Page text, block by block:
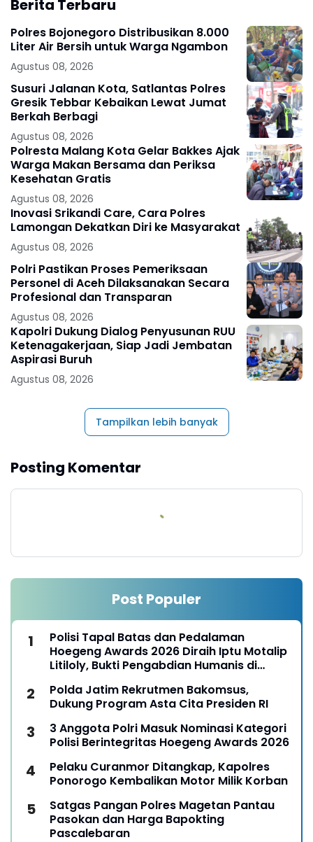
Berita Terbaru
Polres Bojonegoro Distribusikan 8.000
Liter Air Bersih untuk Warga Ngambon
Agustus 08, 2026
Susuri Jalanan Kota, Satlantas Polres
Gresik Tebbar Kebaikan Lewat Jumat
Berkah Berbagi
Agustus 08, 2026
Polresta Malang Kota Gelar Bakkes Ajak
Warga Makan Bersama dan Periksa
Kesehatan Gratis
Agustus 08, 2026
Inovasi Srikandi Care, Cara Polres
Lamongan Dekatkan Diri ke Masyarakat
Agustus 08, 2026
Polri Pastikan Proses Pemeriksaan
Personel di Aceh Dilaksanakan Secara
Profesional dan Transparan
Agustus 08, 2026
Kapolri Dukung Dialog Penyusunan RUU
Ketenagakerjaan, Siap Jadi Jembatan
Aspirasi Buruh
Agustus 08, 2026
Tampilkan lebih banyak
Posting Komentar
Post Populer
Polisi Tapal Batas dan Pedalaman
Hoegeng Awards 2026 Diraih Iptu Motalip
Litiloly, Bukti Pengabdian Humanis di
Polda Jatim Rekrutmen Bakomsus,
Dukung Program Asta Cita Presiden RI
3 Anggota Polri Masuk Nominasi Kategori
Polisi Berintegritas Hoegeng Awards 2026
Pelaku Curanmor Ditangkap, Kapolres
Ponorogo Kembalikan Motor Milik Korban
Satgas Pangan Polres Magetan Pantau
Pasokan dan Harga Bapokting
Pascalebaran